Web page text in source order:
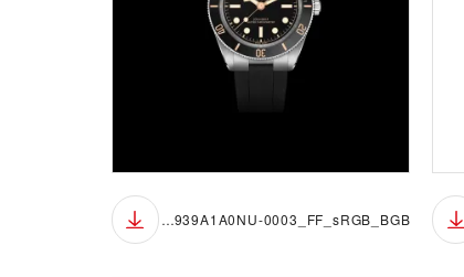
M7939A1A0NU-0003_FF_sRGB_BGB